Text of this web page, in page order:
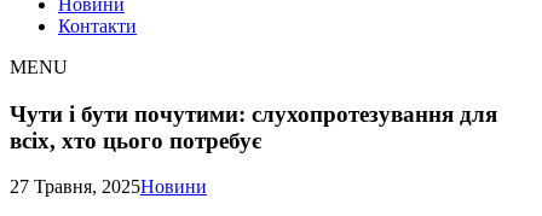
Новини
Контакти
MENU
Чути і бути почутими: слухопротезування для
всіх, хто цього потребує
27 Травня, 2025Новини